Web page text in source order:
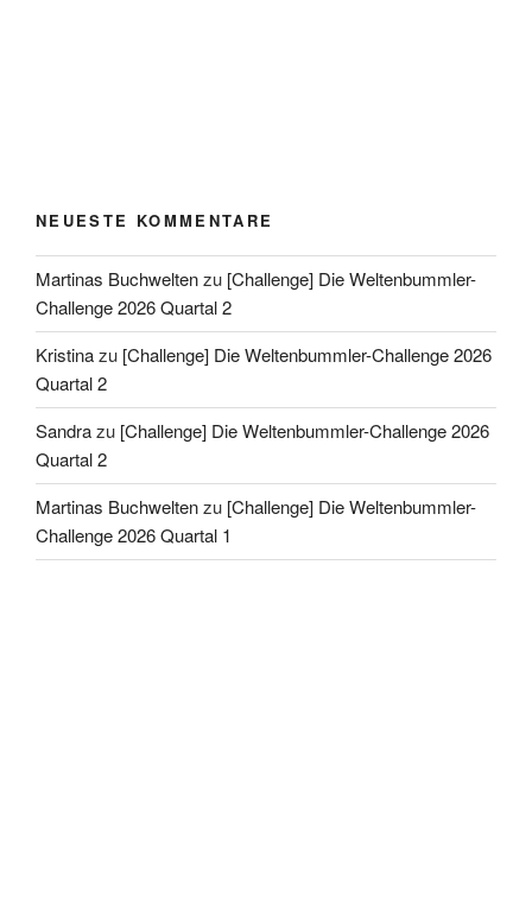
NEUESTE KOMMENTARE
Martinas Buchweltenzu [Challenge] Die Weltenbummler-
Challenge 2026 Quartal 2
Kristinazu [Challenge] Die Weltenbummler-Challenge 2026
Quartal 2
Sandrazu [Challenge] Die Weltenbummler-Challenge 2026
Quartal 2
Martinas Buchweltenzu [Challenge] Die Weltenbummler-
Challenge 2026 Quartal 1